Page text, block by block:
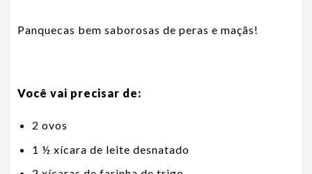
Panquecas bem saborosas de peras e maçãs!
Você vai precisar de:
2 ovos
1 ½ xícara de leite desnatado